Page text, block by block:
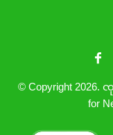
© Copyright 2026.
for